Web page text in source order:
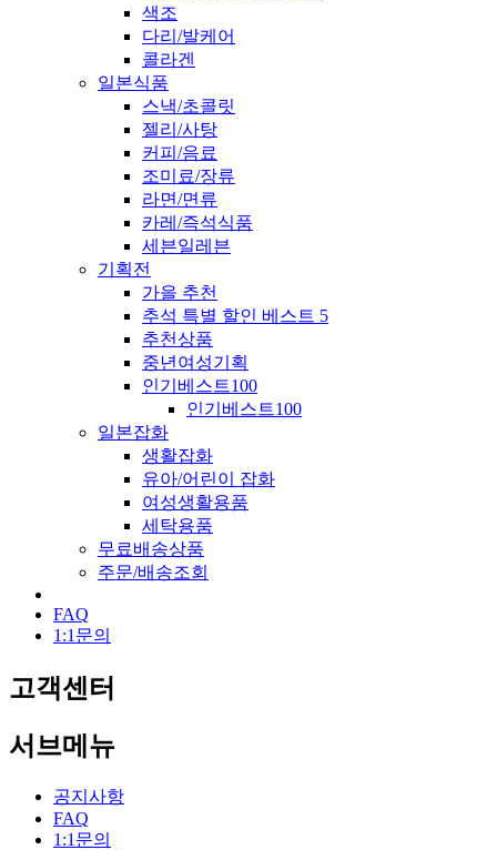
색조
다리/발케어
콜라겐
일본식품
스낵/초콜릿
젤리/사탕
커피/음료
조미료/장류
라면/면류
카레/즉석식품
세븐일레븐
기획전
가을 추천
추석 특별 할인 베스트 5
추천상품
중년여성기획
인기베스트100
인기베스트100
일본잡화
생활잡화
유아/어린이 잡화
여성생활용품
세탁용품
무료배송상품
주문/배송조회
FAQ
1:1문의
고객센터
서브메뉴
공지사항
FAQ
1:1문의